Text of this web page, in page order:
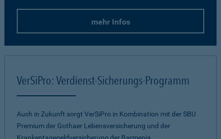
mehr Infos
VerSiPro: Verdienst-Sicherungs-Programm
Auch in Zukunft sorgt VerSiPro in Kombination mit der SBU
Premium der Gothaer Lebensversicherung und der